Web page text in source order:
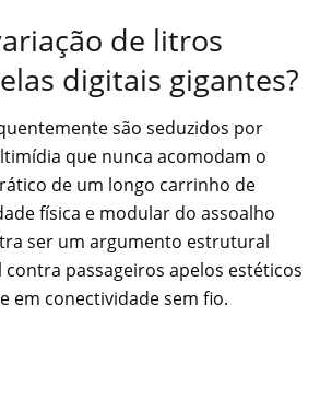
de litros
digitais gigantes?
são seduzidos por
que nunca acomodam o
de um longo carrinho de
física e modular do assoalho
ser um argumento estrutural
passageiros apelos estéticos
em conectividade sem fio.